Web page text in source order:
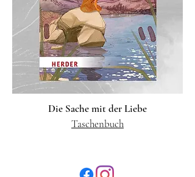
Die Sache mit der Liebe
Taschenbuch